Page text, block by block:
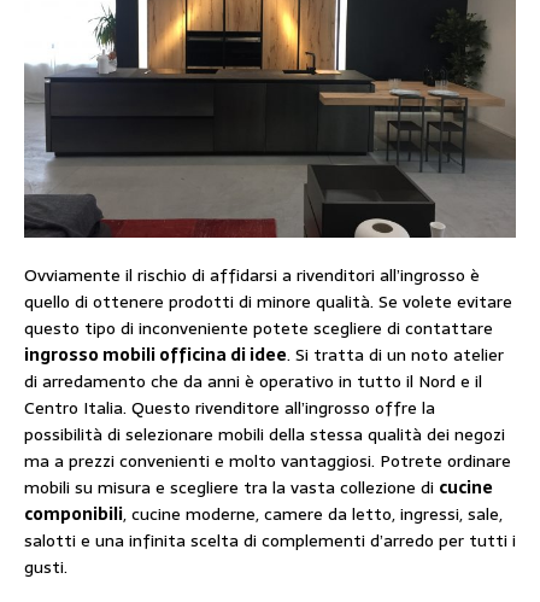
Ovviamente il rischio di affidarsi a rivenditori all’ingrosso è
quello di ottenere prodotti di minore qualità. Se volete evitare
questo tipo di inconveniente potete scegliere di contattare
ingrosso mobili officina di idee. Si tratta di un noto atelier
di arredamento che da anni è operativo in tutto il Nord e il
Centro Italia. Questo rivenditore all’ingrosso offre la
possibilità di selezionare mobili della stessa qualità dei negozi
ma a prezzi convenienti e molto vantaggiosi. Potrete ordinare
mobili su misura e scegliere tra la vasta collezione di cucine
componibili, cucine moderne, camere da letto, ingressi, sale,
salotti e una infinita scelta di complementi d’arredo per tutti i
gusti.